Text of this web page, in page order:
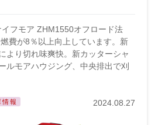
フモア ZHM1550オフロード法
費が8％以上向上しています。新
より切れ味爽快。新カッターシャ
ルモアハウジング、中央排出で刈
報 2024.08.27